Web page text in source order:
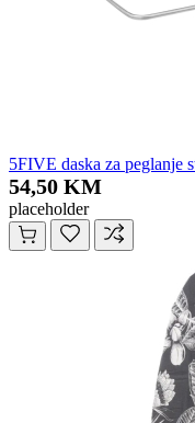
5FIVE daska za peglanje
54,50 KM
placeholder